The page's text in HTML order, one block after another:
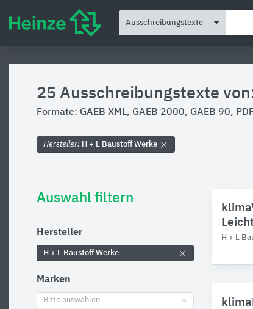
Ausschreibungstexte
25 Ausschreibungstexte
Formate: GAEB XML, GAEB 2000, GAEB 90,
Hersteller: H + L Baustoff Werke
Auswahl filtern
Hersteller
H + L Baustoff Werke
Marken
Bitte auswählen
H + L